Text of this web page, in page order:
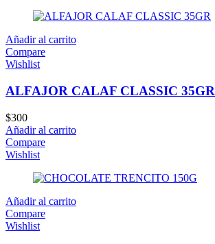
Añadir al carrito
Compare
Wishlist
ALFAJOR CALAF CLASSIC 35GR
$300
Añadir al carrito
Compare
Wishlist
Añadir al carrito
Compare
Wishlist